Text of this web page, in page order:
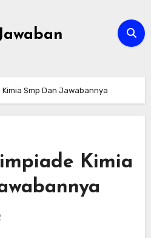
Kimia Smp Dan Jawabannya
Kimia